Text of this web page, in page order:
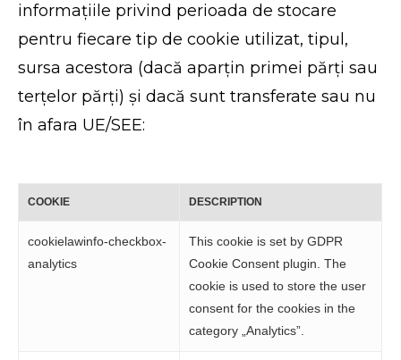
informațiile privind perioada de stocare
pentru fiecare tip de cookie utilizat, tipul,
sursa acestora (dacă aparțin primei părți sau
terțelor părți) și dacă sunt transferate sau nu
în afara UE/SEE:
COOKIE DESCRIPTION
cookielawinfo-checkbox-
analytics
This cookie is set by GDPR
Cookie Consent plugin. The
cookie is used to store the user
consent for the cookies in the
category „Analytics”.